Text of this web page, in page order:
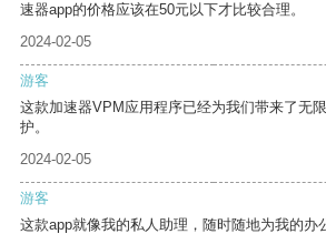
速器app的价格应该在50元以下才比较合理。
2024-02-05
游客
这款加速器VPM应用程序已经为我们带来了无
护。
2024-02-05
游客
这款app就像我的私人助理，随时随地为我的办